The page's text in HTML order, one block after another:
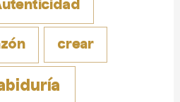
crear